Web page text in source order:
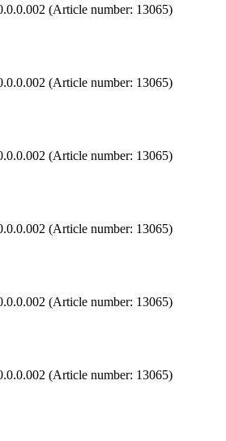
(Article number: 13065)
(Article number: 13065)
(Article number: 13065)
(Article number: 13065)
(Article number: 13065)
(Article number: 13065)